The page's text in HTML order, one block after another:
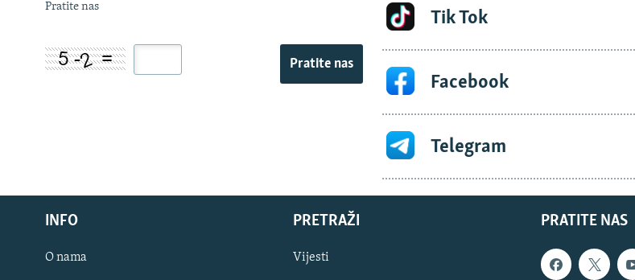
Pratite nas
Pratite nas
Tik Tok
Facebook
Telegram
PRATITE NAS
INFO
O nama
PRETRAŽI
Vijesti